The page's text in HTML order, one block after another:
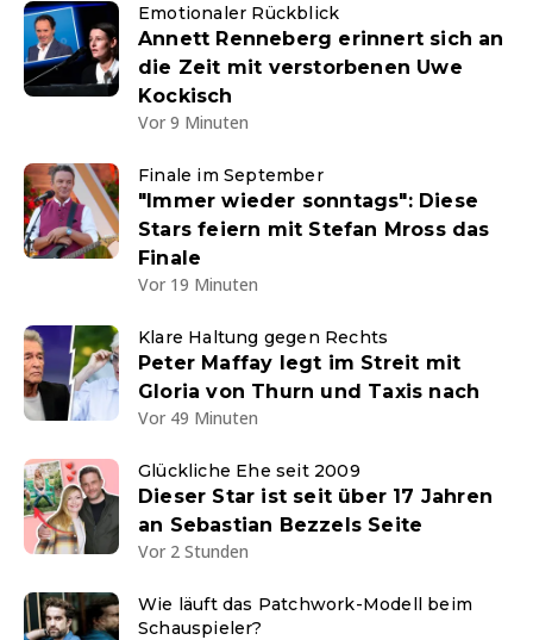
Emotionaler Rückblick
Annett Renneberg erinnert sich an
die Zeit mit verstorbenen Uwe
Kockisch
Vor 9 Minuten
Finale im September
"Immer wieder sonntags": Diese
Stars feiern mit Stefan Mross das
Finale
Vor 19 Minuten
Klare Haltung gegen Rechts
Peter Maffay legt im Streit mit
Gloria von Thurn und Taxis nach
Vor 49 Minuten
Glückliche Ehe seit 2009
Dieser Star ist seit über 17 Jahren
an Sebastian Bezzels Seite
Vor 2 Stunden
Wie läuft das Patchwork-Modell beim
Schauspieler?